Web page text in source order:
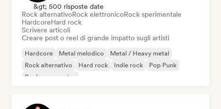
&gt; 500 risposte date
Rock alternativoRock elettronicoRock sperimentale
HardcoreHard rock
Scrivere articoli
Creare post o reel di grande impatto sugli artisti
Hardcore Metal melodico
Metal / Heavy metal
Rock alternativo
Hard rock Indie rock
Pop Punk
Rock progressivo